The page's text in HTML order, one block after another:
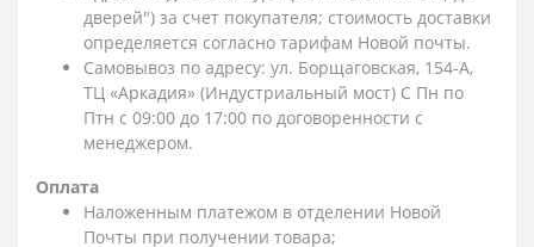
дверей") за счет покупателя; стоимость доставки
определяется согласно тарифам Новой почты.
Самовывоз по адресу: ул. Борщаговская, 154-А,
ТЦ «Аркадия» (Индустриальный мост) С Пн по
Птн с 09:00 до 17:00 по договоренности с
менеджером.
Оплата
Наложенным платежом в отделении Новой
Почты при получении товара;